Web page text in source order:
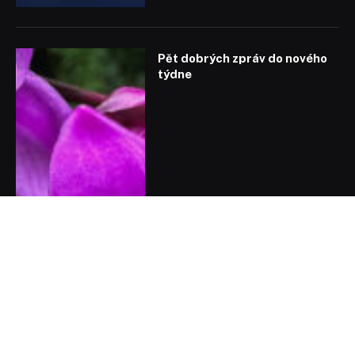
Pět dobrých zpráv do nového
týdne